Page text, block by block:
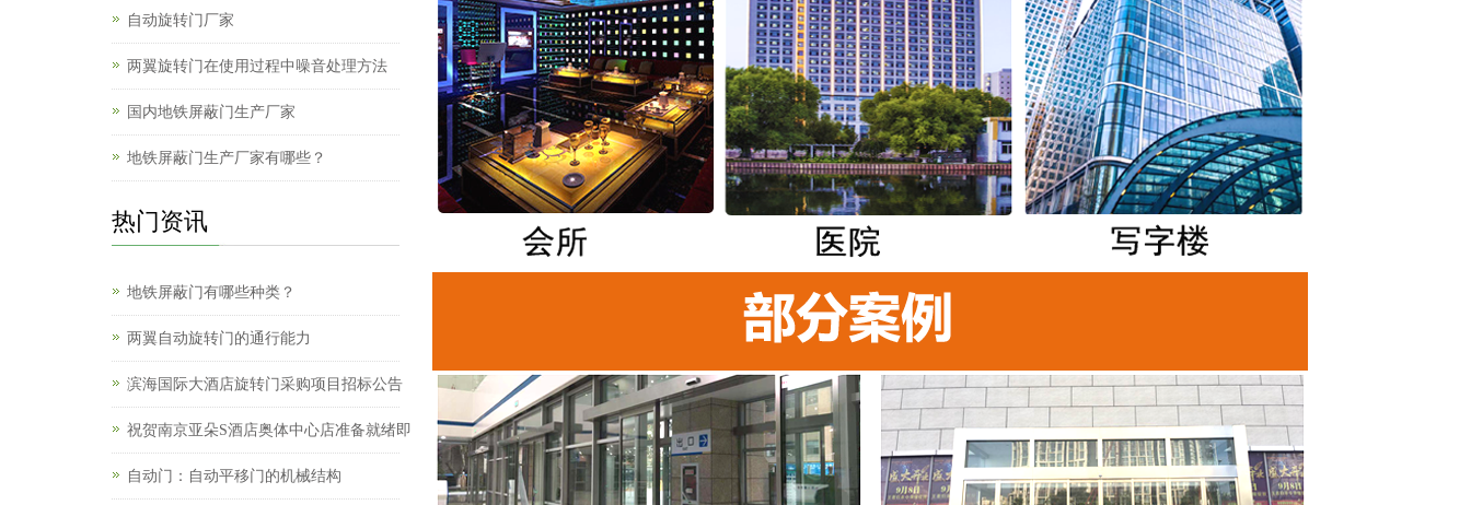
自动旋转门厂家
两翼旋转门在使用过程中噪音处理方法
国内地铁屏蔽门生产厂家
地铁屏蔽门生产厂家有哪些？
热门资讯
地铁屏蔽门有哪些种类？
两翼自动旋转门的通行能力
滨海国际大酒店旋转门采购项目招标公告
祝贺南京亚朵S酒店奥体中心店准备就绪即
自动门：自动平移门的机械结构